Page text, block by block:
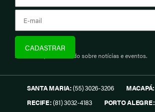
Assine e fique informado sobre notícias e eventos.
SANTA MARIA:(55) 3026-3206 MACAPÁ:
RECIFE:(81) 3032-4183 PORTO ALEGRE: